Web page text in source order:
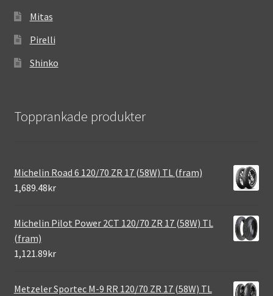
Mitas
Pirelli
Shinko
Topprankade produkter
Michelin Road 6 120/70 ZR 17 (58W) TL (fram)
1,689.48kr
Michelin Pilot Power 2CT 120/70 ZR 17 (58W) TL
(fram)
1,121.89kr
Metzeler Sportec M-9 RR 120/70 ZR 17 (58W) TL